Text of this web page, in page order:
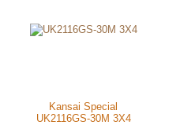
Kansai Special
UK2116GS-30M 3X4